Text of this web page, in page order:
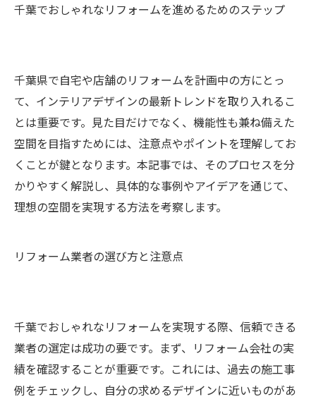
千葉でおしゃれなリフォームを進めるためのステップ
千葉県で自宅や店舗のリフォームを計画中の方にとっ
て、インテリアデザインの最新トレンドを取り入れるこ
とは重要です。見た目だけでなく、機能性も兼ね備えた
空間を目指すためには、注意点やポイントを理解してお
くことが鍵となります。本記事では、そのプロセスを分
かりやすく解説し、具体的な事例やアイデアを通じて、
理想の空間を実現する方法を考察します。
リフォーム業者の選び方と注意点
千葉でおしゃれなリフォームを実現する際、信頼できる
業者の選定は成功の要です。まず、リフォーム会社の実
績を確認することが重要です。これには、過去の施工事
例をチェックし、自分の求めるデザインに近いものがあ